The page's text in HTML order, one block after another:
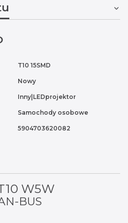
T10 15SMD
Nowy
Inny|LEDprojektor
Samochody osobowe
5904703620082
W5W
BUS